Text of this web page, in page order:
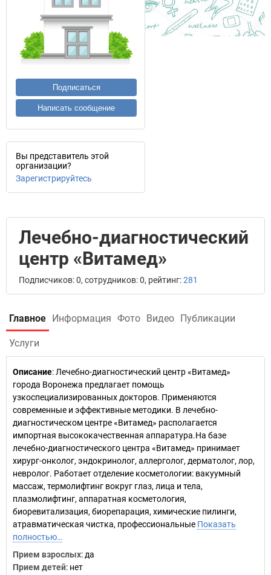
Подписаться
Написать сообщение
Вы представитель этой
организации?
Зарегистрируйтесь
Лечебно-диагностический
центр «Витамед»
Подписчиков: 0, сотрудников: 0, рейтинг:281
Главное Информация Фото Видео Публикации
Услуги
Описание: Лечебно-диагностический центр «Витамед»
города Воронежа предлагает помощь
узкоспециализированных докторов. Применяются
современные и эффективные методики. В лечебно-
диагностическом центре «Витамед» располагается
импортная высококачественная аппаратура.На базе
лечебно-диагностического центра «Витамед» принимает
хирург-онколог, эндокринолог, аллерголог, дерматолог, лор,
невролог. Работает отделение косметологии: вакуумный
массаж, термолифтинг вокруг глаз, лица и тела,
плазмолифтинг, аппаратная косметология,
биоревитализация, биорепарация, химические пилинги,
атравматическая чистка, профессиональные Показать
полностью…
Прием взрослых: да
Прием детей: нет